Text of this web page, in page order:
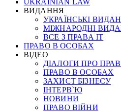
UKRAINIAN LAW
ВИДАННЯ
УКРАЇНСЬКІ
МІЖНАРОДНІ
ВСЕ З ПРАВА ІТ
ПРАВО В ОСОБАХ
ВІДЕО
ДІАЛОГИ ПРО
ПРАВО В ОСОБАХ
ЗАХИСТ БІЗНЕСУ
ІНТЕРВ`Ю
НОВИНИ
ПРАВО ВІЙНИ